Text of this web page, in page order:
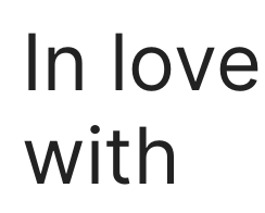
In love
with